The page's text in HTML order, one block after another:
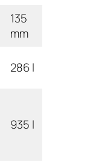
135
mm
286 l
935 l